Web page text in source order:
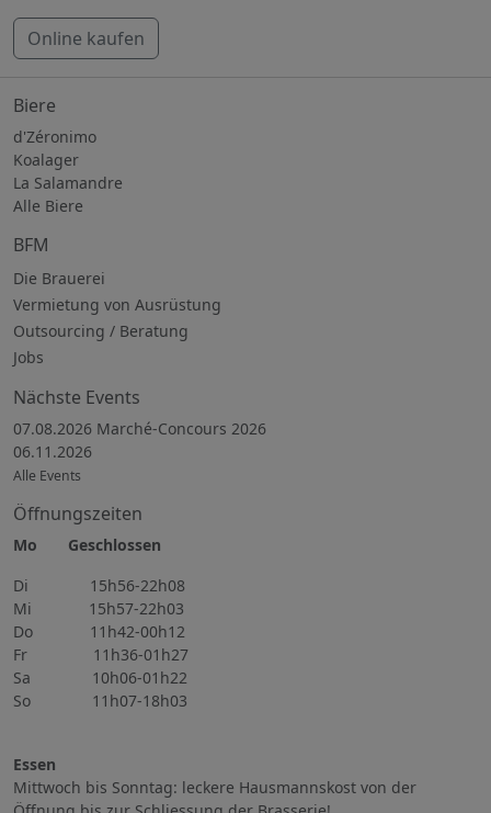
Online kaufen
Biere
d'Zéronimo
Koalager
La Salamandre
Alle Biere
BFM
Die Brauerei
Vermietung von Ausrüstung
Outsourcing / Beratung
Jobs
Nächste Events
07.08.2026 Marché-Concours 2026
06.11.2026
Alle Events
Öffnungszeiten
Mo Geschlossen
Di 15h56-22h08
Mi 15h57-22h03
Do 11h42-00h12
Fr 11h36-01h27
Sa 10h06-01h22
So 11h07-18h03
Essen
Mittwoch bis Sonntag: leckere Hausmannskost von der